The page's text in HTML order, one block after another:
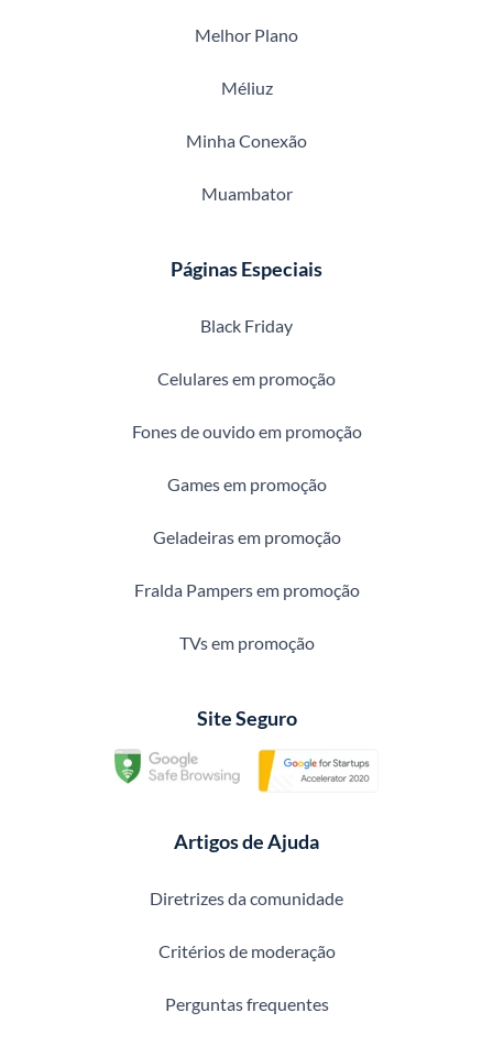
Melhor Plano
Méliuz
Minha Conexão
Muambator
Páginas Especiais
Black Friday
Celulares em promoção
Fones de ouvido em promoção
Games em promoção
Geladeiras em promoção
Fralda Pampers em promoção
TVs em promoção
Site Seguro
Artigos de Ajuda
Diretrizes da comunidade
Critérios de moderação
Perguntas frequentes